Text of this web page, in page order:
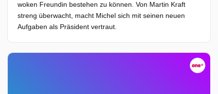
woken Freundin bestehen zu können. Von Martin Kraft
streng überwacht, macht Michel sich mit seinen neuen
Aufgaben als Präsident vertraut.